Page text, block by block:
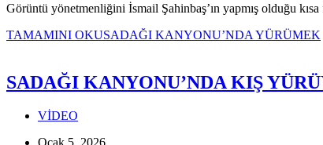
Görüntü yönetmenliğini İsmail Şahinbaş’ın yapmış olduğu
TAMAMINI OKUSADAĞI KANYONU’NDA YÜRÜMEK
SADAĞI KANYONU’NDA KIŞ
VİDEO
Ocak 5, 2026